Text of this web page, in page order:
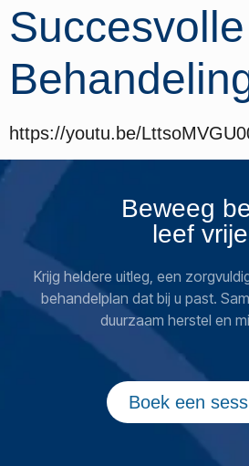
Succesvolle
https://youtu.be/
Beweeg
leef
Krijg heldere uitleg, een
behandelplan dat bij u past.
duurzaam herstel en
Boek een